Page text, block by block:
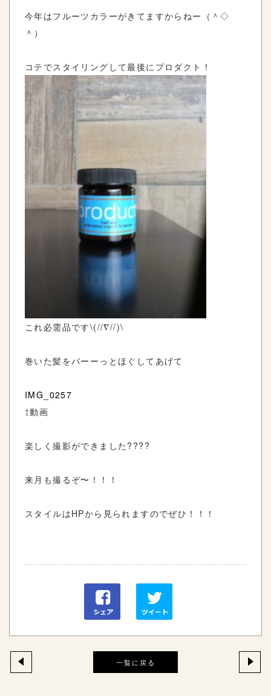
今年はフルーツカラーがきてますからねー（＾◇
＾）
コテでスタイリングして最後にプロダクト！
これ必需品です\(//∇//)\
巻いた髪をパーーっとほぐしてあげて
IMG_0257
⇧動画
楽しく撮影ができました????
来月も撮るぞ〜！！！
スタイルはHPから見られますのでぜひ！！！
一覧に戻る